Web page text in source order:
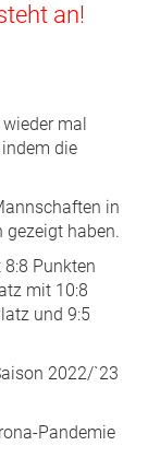
an!
mal
die
in
gezeigt haben.
Punkten
mit 10:8
und 9:5
2022/`23
Pandemie